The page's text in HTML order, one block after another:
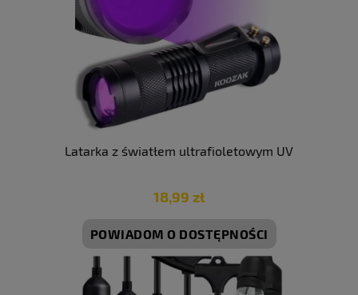
Latarka z światłem ultrafioletowym UV
18,99 zł
POWIADOM O DOSTĘPNOŚCI